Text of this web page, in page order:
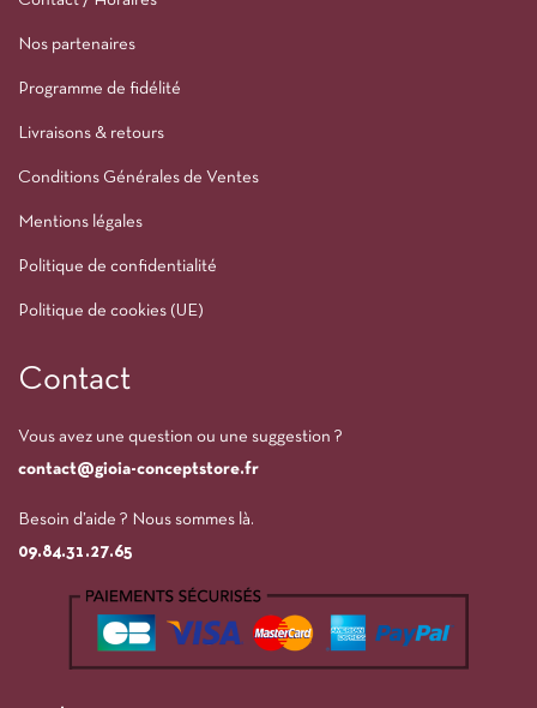
Nos partenaires
Programme de fidélité
Livraisons & retours
Conditions Générales de Ventes
Mentions légales
Politique de confidentialité
Politique de cookies (UE)
Contact
Vous avez une question ou une suggestion ?
contact@gioia-conceptstore.fr
Besoin d’aide ? Nous sommes là.
09.84.31.27.65